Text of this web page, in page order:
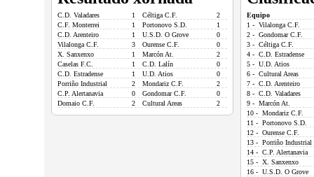
C.D. Valadares 1 Céltiga C.F.
2
C.F. Monterrei
1 Portonovo S.D.
1
C.D. Arenteiro
1 U.S.D. O Grove
0
Vilalonga C.F.
3 Ourense C.F.
0
X. Sanxenxo
1 Marcón At.
2
Caselas F.C.
1 C.D. Lalín
0
C.D. Estradense
1 U.D. Atios
0
Porriño Industrial
2 Mondariz C.F.
2
C.P. Alertanavia
0 Gondomar C.F.
0
Domaio C.F.
2 Cultural Areas 2
Equipo
1 - Vilalonga C.F.
2 - Gondomar C.F.
3 - Céltiga C.F.
4 - C.D. Estradense
5 - U.D. Atios
6 - Cultural Areas
7 - C.D. Arenteiro
8 - C.D. Valadares
9 - Marcón At.
10 - Mondariz C.F.
11 - Portonovo S.D.
12 - Ourense C.F.
13 - Porriño Industrial
14 - C.P. Alertanavia
15 - X. Sanxenxo
16 - U.S.D. O Grove